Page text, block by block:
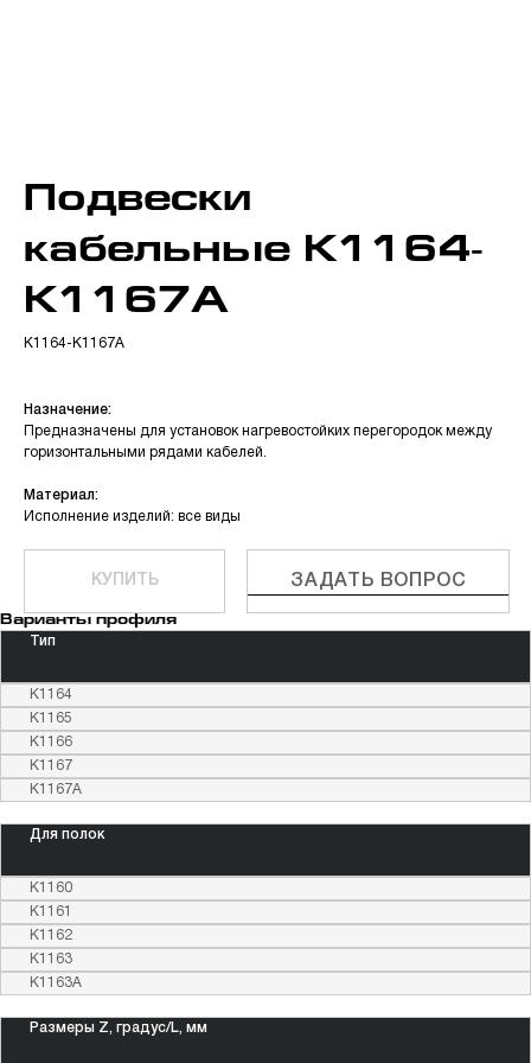
Подвески
кабельные К1164-
К1167А
К1164-К1167А
ЗАДАТЬ ВОПРОС
КУПИТЬ
Назначение:
Предназначены для установок нагревостойких перегородок между
горизонтальными рядами кабелей.
Материал:
Исполнение изделий: все виды
Варианты профиля
Тип
К1164
К1165
К1166
К1167
К1167А
Для полок
К1160
К1161
К1162
К1163
К1163А
Размеры Z, градус/L, мм